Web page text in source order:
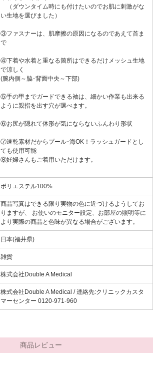
（ダウンタイム時にも付けたいのでお肌に刺激がな
い生地を選びました）
③ファスナーは、肌摩擦の原因になるのであえて首ま
で
④下着や水着と重なる箇所はできるだけメッシュ生地
で涼しく
(腕内側～脇･背面中央～下部)
⑤手の甲までガードできる袖は、細かい作業も出来る
ように親指を出す穴が選べます。
⑥お尻が隠れて体形が気にならないふんわり形状
⑦速乾素材だからプール･海OK！ラッシュガードとし
ても使用可能
⑧妊婦さんもご着用いただけます。
ポリエステル100%
商品写真はできる限り実物の色に近づけるようしてお
りますが、 お使いのモニター設定、お部屋の照明等に
より実際の商品と色味が異なる場合がございます。
日本(福井県)
雑貨
株式会社Double A Medical
株式会社Double A Medical / 連絡先:クリニックカスタ
マーセンター 0120-971-960
商品レビュー